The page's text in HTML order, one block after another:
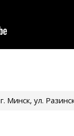
г. Минск, ул.